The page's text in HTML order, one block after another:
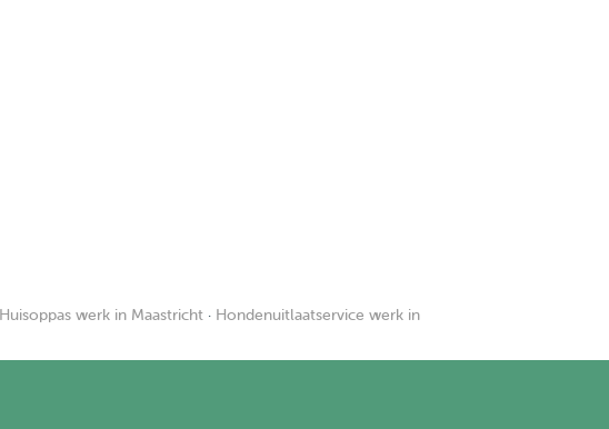
Huisoppas werk in Maastricht · Hondenuitlaatservice werk in